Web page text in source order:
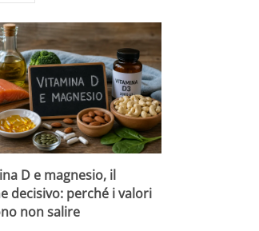
D e magnesio, il
decisivo: perché i valori
non salire